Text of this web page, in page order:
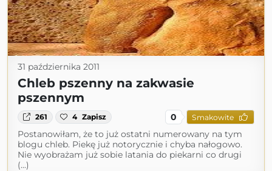
31 października 2011
Chleb pszenny na zakwasie
pszennym
261 4 Zapisz 0 Smakowite
Postanowiłam, że to już ostatni numerowany na tym
blogu chleb. Piekę już notorycznie i chyba nałogowo.
Nie wyobrażam już sobie latania do piekarni co drugi
(...)